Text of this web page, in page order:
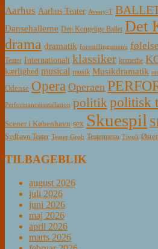
Aarhus Aarhus Teater Aveny-T
Dansehallerne Den Kongelige Ballet Det
drama dramatik forestillingsmenu
Teater Internationalt klassiker komedie
kærlighed musical musik Musikdramatik
Odense Opera Operaen
Performanceinstallation politikpolitisk
Scener i København sex Skuespil
Sydhavn Teater Teater Grob Teatermenu Tivoli
TILBAGEBLIK
august 2026
juli 2026
juni 2026
maj 2026
april 2026
marts 2026